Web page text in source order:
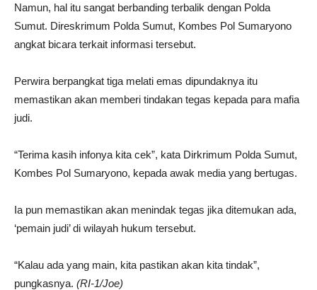
Namun, hal itu sangat berbanding terbalik dengan Polda
Sumut. Direskrimum Polda Sumut, Kombes Pol Sumaryono
angkat bicara terkait informasi tersebut.
Perwira berpangkat tiga melati emas dipundaknya itu
memastikan akan memberi tindakan tegas kepada para mafia
judi.
“Terima kasih infonya kita cek”, kata Dirkrimum Polda Sumut,
Kombes Pol Sumaryono, kepada awak media yang bertugas.
Ia pun memastikan akan menindak tegas jika ditemukan ada,
‘pemain judi’ di wilayah hukum tersebut.
“Kalau ada yang main, kita pastikan akan kita tindak”,
pungkasnya. (RI-1/Joe)